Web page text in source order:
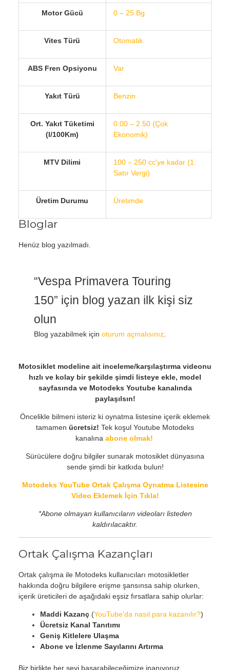
Motor Gücü 0 – 25 Bg
Vites Türü Otomatik
ABS Fren Opsiyonu Var
Yakıt Türü Benzin
Ort. Yakıt Tüketimi
(l/100Km)
0.00 – 2.50 (Çok
Ekonomik)
MTV Dilimi
100 – 250 cc'ye kadar (1.
Satır Vergi)
Üretim Durumu Üretimde
Bloglar
Henüz blog yazılmadı.
“Vespa Primavera Touring
150” için blog yazan ilk kişi siz
olun
Blog yazabilmek için oturum açmalısınız.
Motosiklet modeline ait inceleme/karşılaştırma videonu
hızlı ve kolay bir şekilde şimdi listeye ekle, model
sayfasında ve Motodeks Youtube kanalında
paylaşılsın!
Öncelikle bilmeni isteriz ki oynatma listesine içerik eklemek
tamamen ücretsiz! Tek koşul Youtube Motodeks
kanalına abone olmak!
Sürücülere doğru bilgiler sunarak motosiklet dünyasına
sende şimdi bir katkıda bulun!
Motodeks YouTube Ortak Çalışma Oynatma Listesine
Video Eklemek İçin Tıkla!
*Abone olmayan kullanıcıların videoları listeden
kaldırılacaktır.
Ortak Çalışma Kazançları
Ortak çalışma ile Motodeks kullanıcıları motosikletler
hakkında doğru bilgilere erişme şansınsa sahip olurken,
içerik üreticileri de aşağıdaki eşsiz fırsatlara sahip olurlar:
Maddi Kazanç(YouTube'da nasıl para kazanılır?)
Ücretsiz Kanal Tanıtımı
Geniş Kitlelere Ulaşma
Abone ve İzlenme Sayılarını Artırma
Biz birlikte her şeyi başarabileceğimize inanıyoruz.